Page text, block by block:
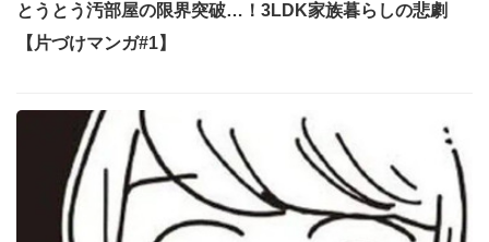
とうとう汚部屋の限界突破…！3LDK家族暮らしの悲劇
【片づけマンガ#1】